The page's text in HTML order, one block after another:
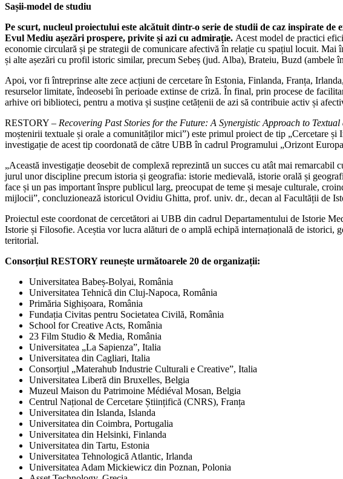
de
3
milioane
de
coordonat
de
la
Sașii-model de studiu
Pe scurt, nucleul proiectului este alcătuit dintr-o serie de studii de caz inspirate
Evul Mediu așezări prospere, privite și azi cu admirație. Acest model de practici
economie circulară și pe strategii de comunicare afectivă în relație cu spațiul locuit.
și alte așezări cu profil istoric similar, precum Sebeș (jud. Alba), Brateiu, Buzd (ambele
Apoi, vor fi întreprinse alte zece acțiuni de cercetare în Estonia, Finlanda, Franța,
resurselor limitate, îndeosebi în perioade extinse de criză. În final, prin procese de
arhive ori biblioteci, pentru a motiva și susține cetățenii de azi să contribuie activ și
RESTORY – Recovering Past Stories for the Future: A Synergistic Approach to
moștenirii textuale și orale a comunităților mici”) este primul proiect de tip „Cercetare
investigație de acest tip coordonată de către UBB în cadrul Programului „Orizont
„Această investigație deosebit de complexă reprezintă un succes cu atât mai
jurul unor discipline precum istoria și geografia: istorie medievală, istorie orală și
face și un pas important înspre publicul larg, preocupat de teme și mesaje culturale,
mijlocii”, concluzionează istoricul Ovidiu Ghitta, prof. univ. dr., decan al Facultății de
Proiectul este coordonat de cercetători ai UBB din cadrul Departamentului de Istorie
Istorie și Filosofie. Aceștia vor lucra alături de o amplă echipă internațională de
teritorial.
Consorțiul RESTORY reunește următoarele 20 de organizații:
Universitatea Babeș-Bolyai, România
Universitatea Tehnică din Cluj-Napoca, România
Primăria Sighișoara, România
Fundația Civitas pentru Societatea Civilă, România
School for Creative Acts, România
23 Film Studio & Media, România
Universitatea „La Sapienza”, Italia
Universitatea din Cagliari, Italia
Consorțiul „Materahub Industrie Culturali e Creative”, Italia
Universitatea Liberă din Bruxelles, Belgia
Muzeul Maison du Patrimoine Médiéval Mosan, Belgia
Centrul Național de Cercetare Științifică (CNRS), Franța
Universitatea din Islanda, Islanda
Universitatea din Coimbra, Portugalia
Universitatea din Helsinki, Finlanda
Universitatea din Tartu, Estonia
Universitatea Tehnologică Atlantic, Irlanda
Universitatea Adam Mickiewicz din Poznan, Polonia